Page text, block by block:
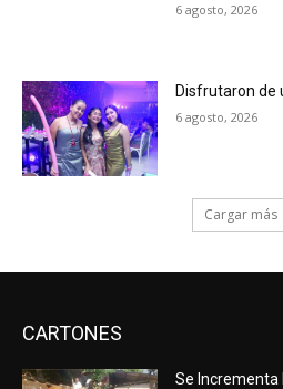
6 agosto, 2026
Disfrutaron de
6 agosto, 2026
Cargar más
CARTONES
Se Incrementa